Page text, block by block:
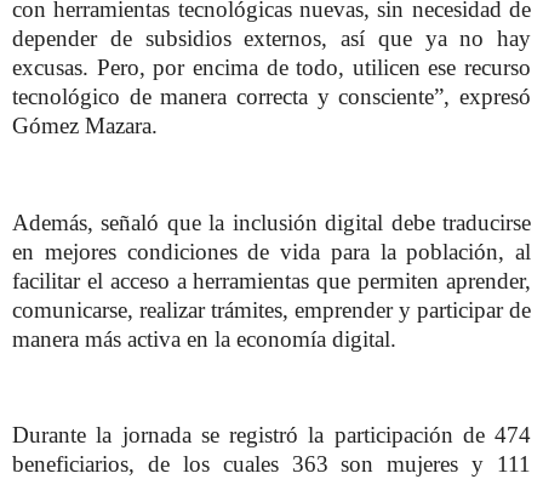
con herramientas tecnológicas nuevas, sin necesidad de
depender de subsidios externos, así que ya no hay
excusas. Pero, por encima de todo, utilicen ese recurso
tecnológico de manera correcta y consciente”, expresó
Gómez Mazara.
Además, señaló que la inclusión digital debe traducirse
en mejores condiciones de vida para la población, al
facilitar el acceso a herramientas que permiten aprender,
comunicarse, realizar trámites, emprender y participar de
manera más activa en la economía digital.
Durante la jornada se registró la participación de 474
beneficiarios, de los cuales 363 son mujeres y 111